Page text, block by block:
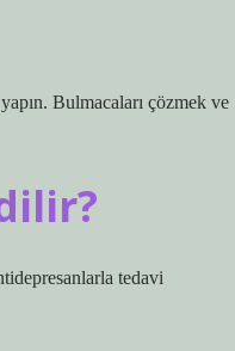
Bulmacaları çözmek ve
tedavi